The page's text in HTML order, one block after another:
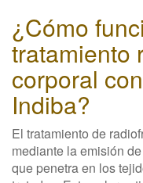
¿Cómo
tratamiento
corporal
Indiba?
El tratamiento de
mediante la emisión
que penetra en los